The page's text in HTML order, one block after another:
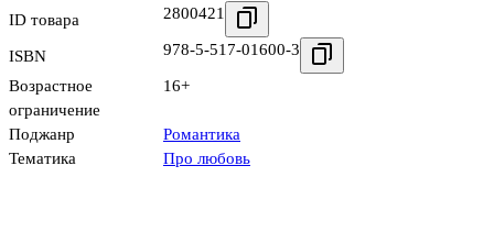
ID товара
2800421
ISBN 978-5-517-01600-3
Возрастное
ограничение
16+
Поджанр
Романтика
Тематика
Про любовь